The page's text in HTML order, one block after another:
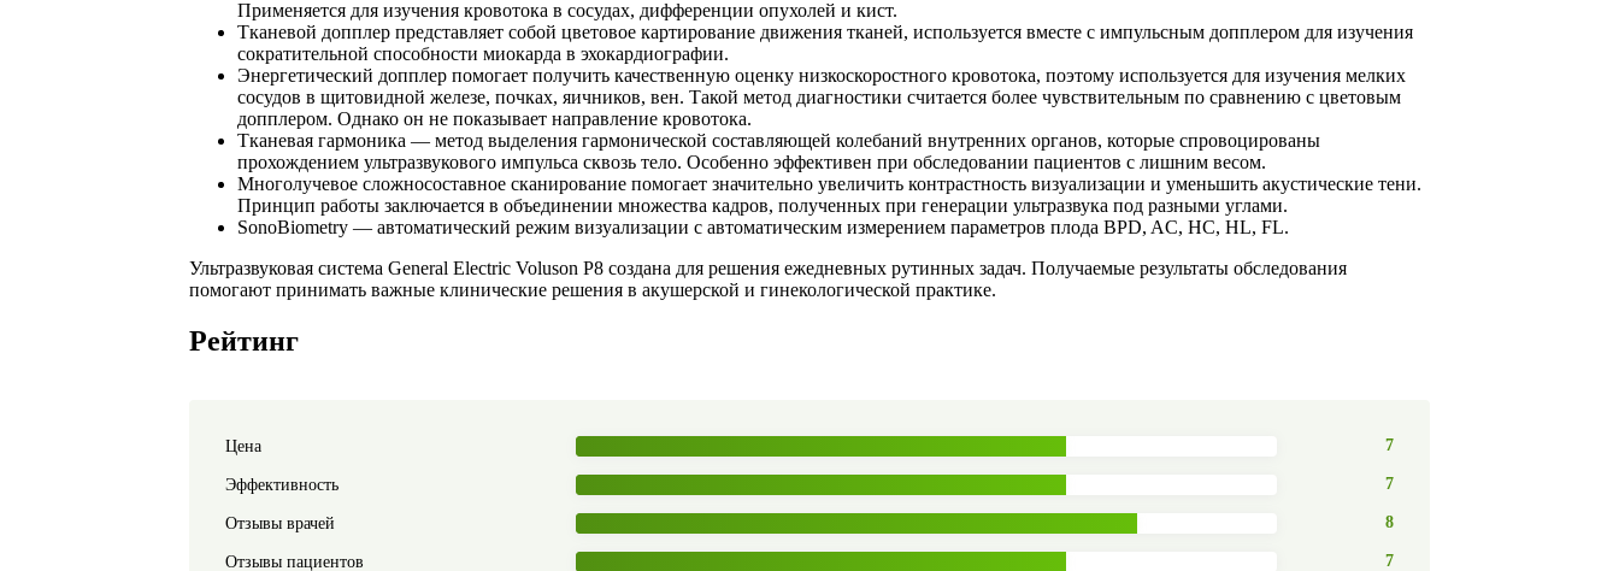
Применяется для изучения кровотока в сосудах, дифференции опухолей и кист.
Тканевой допплер представляет собой цветовое картирование движения тканей, используется вместе с импульсным допплером для изучения
сократительной способности миокарда в эхокардиографии.
Энергетический допплер помогает получить качественную оценку низкоскоростного кровотока, поэтому используется для изучения мелких
сосудов в щитовидной железе, почках, яичников, вен. Такой метод диагностики считается более чувствительным по сравнению с цветовым
допплером. Однако он не показывает направление кровотока.
Тканевая гармоника — метод выделения гармонической составляющей колебаний внутренних органов, которые спровоцированы
прохождением ультразвукового импульса сквозь тело. Особенно эффективен при обследовании пациентов с лишним весом.
Многолучевое сложносоставное сканирование помогает значительно увеличить контрастность визуализации и уменьшить акустические тени.
Принцип работы заключается в объединении множества кадров, полученных при генерации ультразвука под разными углами.
SonoBiometry — автоматический режим визуализации с автоматическим измерением параметров плода BPD, AC, HC, HL, FL.
Ультразвуковая система General Electric Voluson P8 создана для решения ежедневных рутинных задач. Получаемые результаты обследования
помогают принимать важные клинические решения в акушерской и гинекологической практике.
Рейтинг
Цена 7
Эффективность 7
Отзывы врачей 8
Отзывы пациентов 7